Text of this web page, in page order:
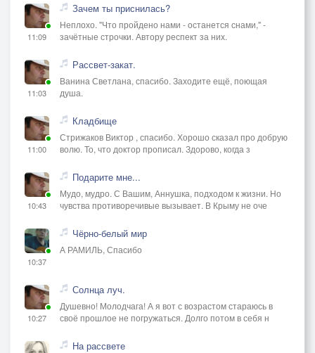
11:09
Зачем ты приснилась?
Неплохо. "Что пройдено нами - останется снами," -
зачётные строчки. Автору респект за них.
11:03
Рассвет-закат.
Ванина Светлана, спасибо. Заходите ещё, поющая
душа.
11:00
Кладбище
Стрижаков Виктор , спасибо. Хорошо сказал про добрую
волю. То, что доктор прописал. Здорово, когда з
10:43
Подарите мне...
Мудо, мудро. С Вашим, Аннушка, подходом к жизни. Но
чувства противоречивые вызывает. В Крыму не оче
10:37
Чёрно-белый мир
А РАМИЛЬ, Спасибо
10:27
Солнца луч.
Душевно! Молодчага! А я вот с возрастом стараюсь в
своё прошлое не погружаться. Долго потом в себя н
На рассвете